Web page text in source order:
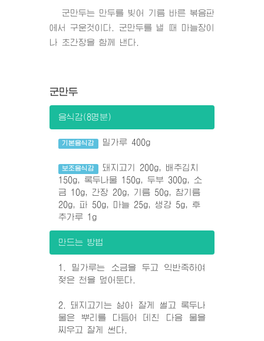
군만두는 만두를 빚어 기름 바른 볶음판
에서 구운것이다. 군만두를 낼 때 마늘장이
나 초간장을 함께 낸다.
군만두
음식감(8명분)
기본음식감 밀가루 400g
보조음식감
돼지고기 200g, 배추김치
150g, 록두나물 150g, 두부 300g, 소
금 10g, 간장 20g, 기름 50g, 참기름
20g, 파 50g, 마늘 25g, 생강 5g, 후
추가루 1g
만드는 방법
1. 밀가루는 소금을 두고 익반죽하여
젖은 천을 덮어둔다.
2. 돼지고기는 삶아 잘게 썰고 록두나
물은 뿌리를 다듬어 데친 다음 물을
찌우고 잘게 썬다.